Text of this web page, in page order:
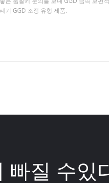
빠질 수있